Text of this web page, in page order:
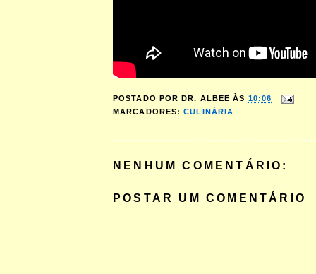
POSTADO POR DR. ALBEE ÀS 10:06
MARCADORES:CULINÁRIA
NENHUM COMENTÁRIO:
POSTAR UM COMENTÁRIO